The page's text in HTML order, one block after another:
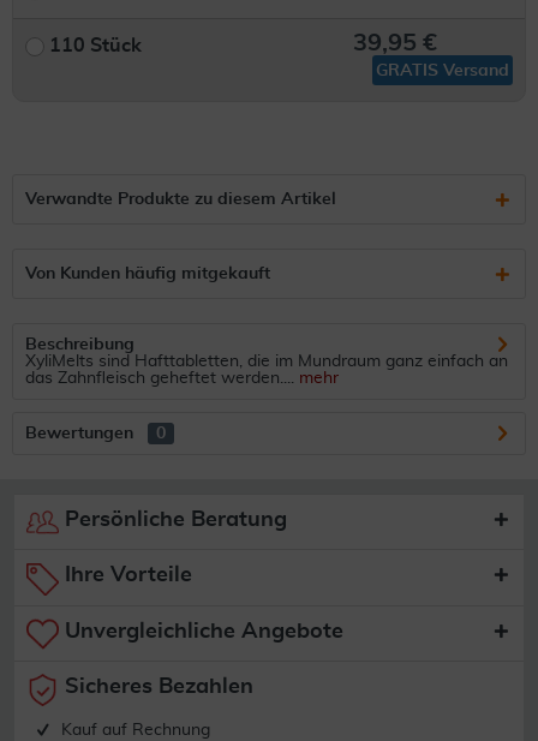
110 Stück 39,95 €
GRATIS Versand
Verwandte Produkte zu diesem Artikel
Von Kunden häufig mitgekauft
Beschreibung
XyliMelts sind Hafttabletten, die im Mundraum ganz einfach an
das Zahnfleisch geheftet werden.... mehr
Bewertungen 0
Persönliche Beratung
Ihre Vorteile
Unvergleichliche Angebote
Sicheres Bezahlen
Kauf auf Rechnung